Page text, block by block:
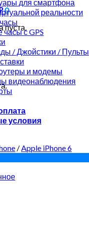
0
пуста.
для смартфона
реальности
часы с GPS
/ Джойстики / Пульты
и модемы
видеонаблюдения
условия
/Apple iPhone 6